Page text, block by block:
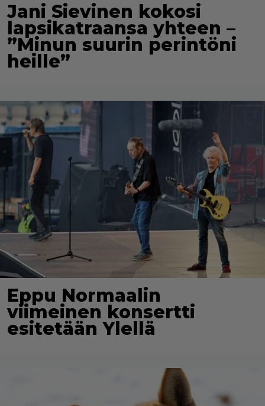
Jani Sievinen kokosi
lapsikatraansa yhteen –
”Minun suurin perintöni
heille”
Eppu Normaalin
viimeinen konsertti
esitetään Ylellä